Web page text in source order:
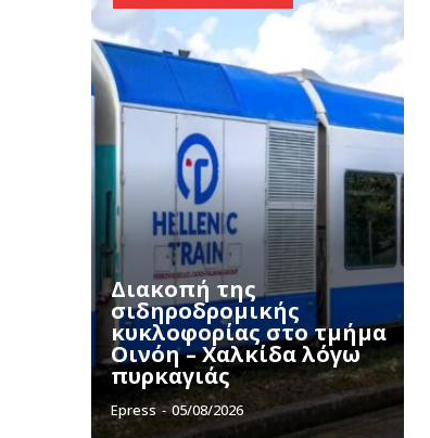
Διακοπή της
σιδηροδρομικής
κυκλοφορίας στο τμήμα
Οινόη – Χαλκίδα λόγω
πυρκαγιάς
Epress - 05/08/2026